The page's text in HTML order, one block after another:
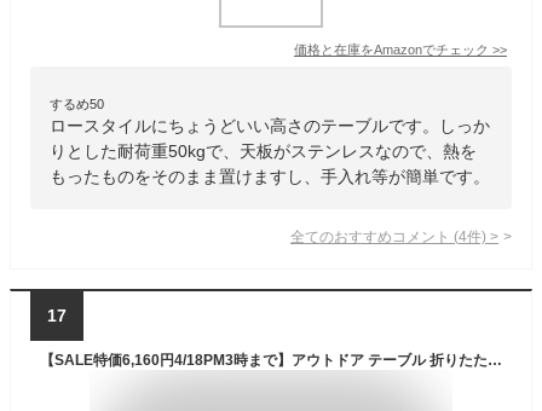
価格と在庫をAmazonでチェック >>
するめ50
ロースタイルにちょうどいい高さのテーブルです。しっか
りとした耐荷重50kgで、天板がステンレスなので、熱を
もったものをそのまま置けますし、手入れ等が簡単です。
全てのおすすめコメント (4件) >
17
【SALE特価6,160円4/18PM3時まで】アウトドア テーブル 折りたたみ 幅 75cm 調理台 軽量 アルミ製 キッチン キッチンテーブル バーナースタンド キャンプ用 折りたたみテーブル 収納式 アウトドアテーブル レジャーテーブル コンパクト アルミ ■[送料無料][あす楽]